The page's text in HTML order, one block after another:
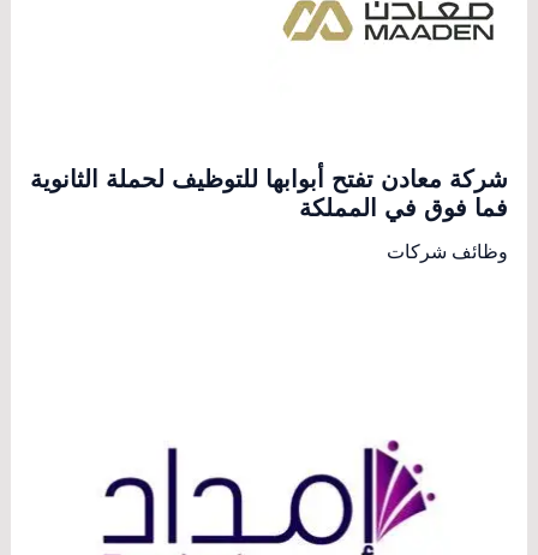
شركة معادن تفتح أبوابها للتوظيف لحملة الثانوية
فما فوق في المملكة
وظائف شركات